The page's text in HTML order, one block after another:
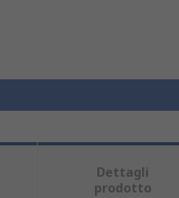
Dettagli
prodotto